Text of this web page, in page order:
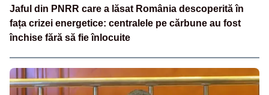
Jaful din PNRR care a lăsat România descoperită în
fața crizei energetice: centralele pe cărbune au fost
închise fără să fie înlocuite